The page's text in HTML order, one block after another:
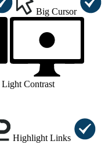
Big Cursor
Light Contrast
Highlight Links